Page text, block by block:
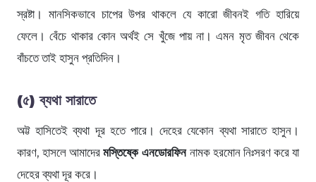
স্রষ্টা। মানসিকভাবে চাপের উপর থাকলে যে কারো জীবনই গতি হারিয়ে
ফেলে। বেঁচে থাকার কোন অর্থই সে খুঁজে পায় না। এমন মৃত জীবন থেকে
বাঁচতে তাই হাসুন প্রতিদিন।
(৫) ব্যথা সারাতে
অট্ট হাসিতেই ব্যথা দূর হতে পারে। দেহের যেকোন ব্যথা সারাতে হাসুন।
কারণ, হাসলে আমাদেরমস্তিষ্কে এনডোরফিননামক হরমোন নিঃসরণ করে যা
দেহের ব্যথা দূর করে।